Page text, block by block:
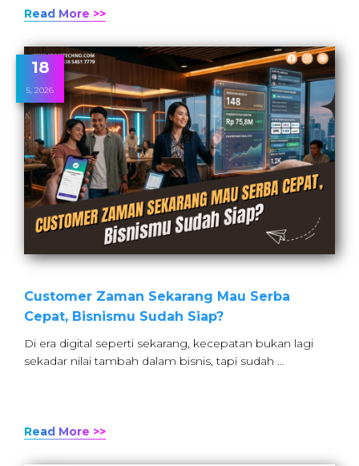
Read More >>
18
5, 2026
Customer Zaman Sekarang Mau Serba
Cepat, Bisnismu Sudah Siap?
Di era digital seperti sekarang, kecepatan bukan lagi
sekadar nilai tambah dalam bisnis, tapi sudah …
Read More >>